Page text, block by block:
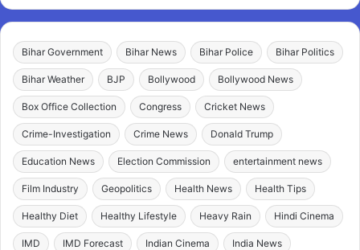
Bihar Government Bihar News Bihar Police Bihar Politics
Bihar Weather BJP Bollywood Bollywood News
Box Office Collection Congress Cricket News
Crime-Investigation Crime News Donald Trump
Education News Election Commission entertainment news
Film Industry Geopolitics Health News Health Tips
Healthy Diet Healthy Lifestyle Heavy Rain Hindi Cinema
IMD IMD Forecast Indian Cinema India News